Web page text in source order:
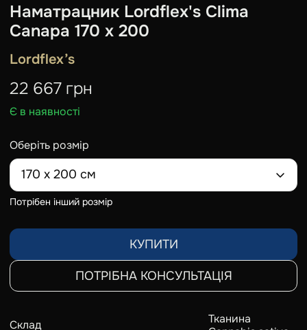
Наматрацник Lordflex's Clima
Сanapa 170 х 200
Lordflex’s
22 667 грн
Є в наявності
Оберіть розмір
170 х 200 см
Потрібен інший розмір
КУПИТИ
ПОТРІБНА КОНСУЛЬТАЦІЯ
Склад
Тканина